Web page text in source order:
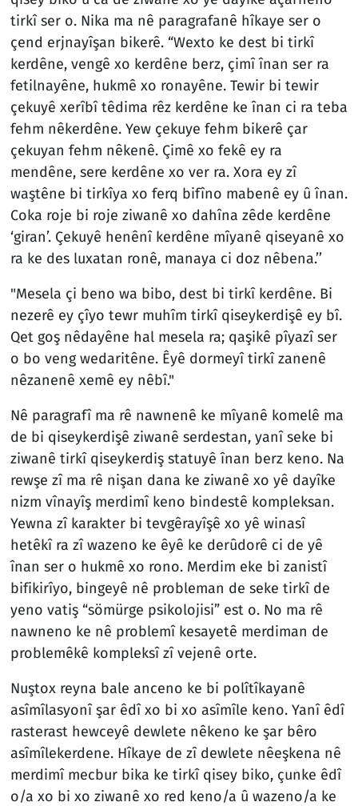
tirkî ser o. Nika ma nê paragrafanê hîkaye ser o
çend erjnayîşan bikerê. “Wexto ke dest bi tirkî
kerdêne, vengê xo kerdêne berz, çimî înan ser ra
fetilnayêne, hukmê xo ronayêne. Tewir bi tewir
çekuyê xerîbî têdima rêz kerdêne ke înan ci ra teba
fehm nêkerdêne. Yew çekuye fehm bikerê çar
çekuyan fehm nêkenê. Çimê xo fekê ey ra
mendêne, sere kerdêne xo ver ra. Xora ey zî
waştêne bi tirkîya xo ferq bifîno mabenê ey û înan.
Coka roje bi roje ziwanê xo dahîna zêde kerdêne
‘giran’. Çekuyê henênî kerdêne mîyanê qiseyanê xo
ra ke des luxatan ronê, manaya ci doz nêbena.’’
"Mesela çi beno wa bibo, dest bi tirkî kerdêne. Bi
nezerê ey çîyo tewr muhîm tirkî qiseykerdişê ey bî.
Qet goş nêdayêne hal mesela ra; qaşikê pîyazî ser
o bo veng wedaritêne. Êyê dormeyî tirkî zanenê
nêzanenê xemê ey nêbî."
Nê paragrafî ma rê nawnenê ke mîyanê komelê ma
de bi qiseykerdişê ziwanê serdestan, yanî seke bi
ziwanê tirkî qiseykerdiş statuyê înan berz keno. Na
rewşe zî ma rê nişan dana ke ziwanê xo yê dayîke
nizm vînayîş merdimî keno bindestê kompleksan.
Yewna zî karakter bi tevgêrayîşê xo yê winasî
hetêkî ra zî wazeno ke êyê ke derûdorê ci de yê
înan ser o hukmê xo rono. Merdim eke bi zanistî
bifikirîyo, bingeyê nê probleman de seke tirkî de
yeno vatiş “sömürge psikolojisi” est o. No ma rê
nawneno ke nê problemî kesayetê merdiman de
problemêkê kompleksî zî vejenê orte.
Nuştox reyna bale anceno ke bi polîtîkayanê
asîmîlasyonî şar êdî xo bi xo asîmîle keno. Yanî êdî
rasterast hewceyê dewlete nêkeno ke şar bêro
asîmîlekerdene. Hîkaye de zî dewlete nêeşkena nê
merdimî mecbur bika ke tirkî qisey biko, çunke êdî
o/a xo bi xo ziwanê xo red keno/a û wazeno/a ke